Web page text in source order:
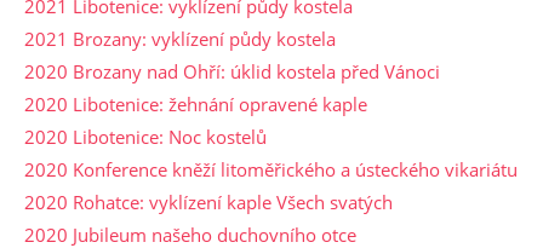
2021 Libotenice: vyklízení půdy kostela
2021 Brozany: vyklízení půdy kostela
2020 Brozany nad Ohří: úklid kostela před Vánoci
2020 Libotenice: žehnání opravené kaple
2020 Libotenice: Noc kostelů
2020 Konference kněží litoměřického a ústeckého vikariátu
2020 Rohatce: vyklízení kaple Všech svatých
2020 Jubileum našeho duchovního otce